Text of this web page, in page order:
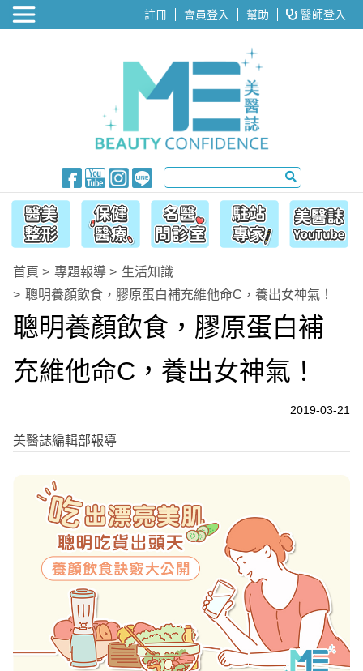
醫美整形 註冊 會員登入 幫助 醫師登入
首頁 專題報導
生活知識
聰明養顏飲食，膠原蛋白補充維他命C，養出女神氣！
聰明養顏飲食，膠原蛋白補
充維他命C，養出女神氣！
2019-03-21
美醫誌編輯部報導